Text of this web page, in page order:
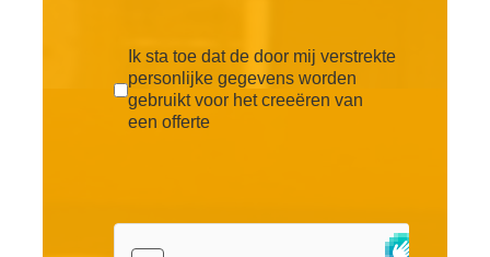
Ik sta toe dat de door mij verstrekte
personlijke gegevens worden
gebruikt voor het creeëren van
een offerte